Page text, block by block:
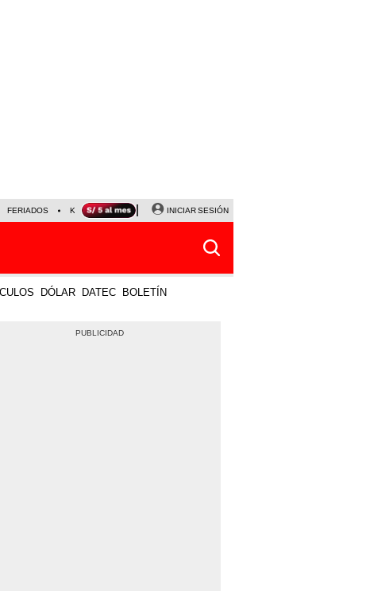
FERIADOS KEIKO FUJIMORI NALDY SALDAÑA
INICIAR SESIÓN
DÓLAR DATEC BOLETÍN